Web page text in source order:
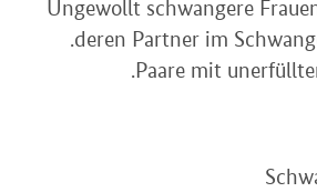
Ungewollt schwangere
deren Partner im
Paare mit